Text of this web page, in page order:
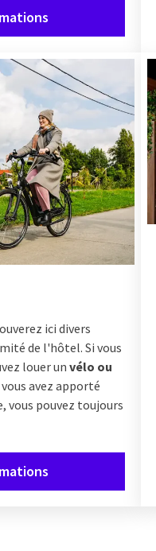
ici divers
de l'hôtel. Si vous
louer un vélo ou
avez apporté
vous pouvez toujours